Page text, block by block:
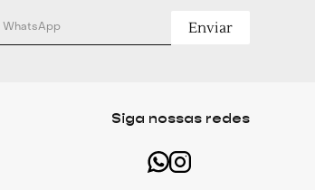
Enviar
Siga nossas redes